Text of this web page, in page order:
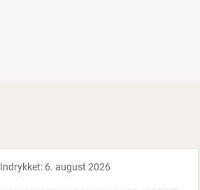
Indrykket: 6. august 2026